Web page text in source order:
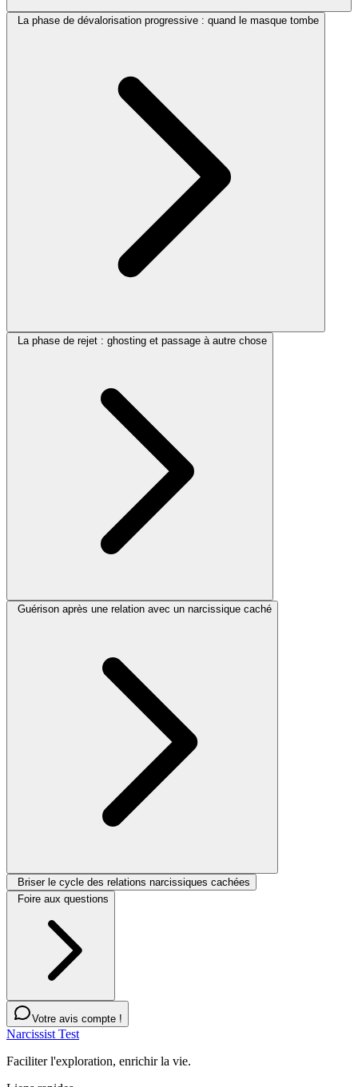
La phase de dévalorisation progressive : quand le masque tombe
La phase de rejet : ghosting et passage à autre chose
Guérison après une relation avec un narcissique caché
Briser le cycle des relations narcissiques cachées
Foire aux questions
Votre avis compte !
Narcissist Test
Faciliter l'exploration, enrichir la vie.